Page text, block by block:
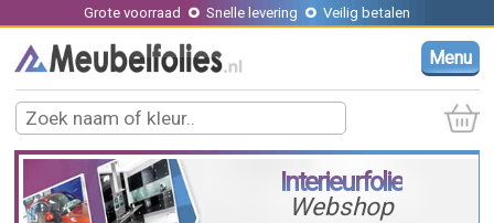
Grote voorraad Snelle levering Veilig betalen
Menu
Interieurfolie
Webshop